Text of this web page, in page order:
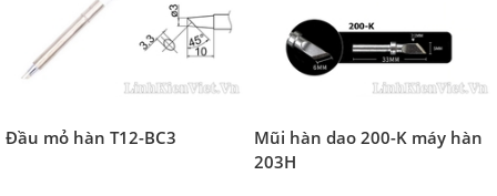
Đầu mỏ hàn T12-BC3
Mũi hàn dao 200-K máy hàn
203H